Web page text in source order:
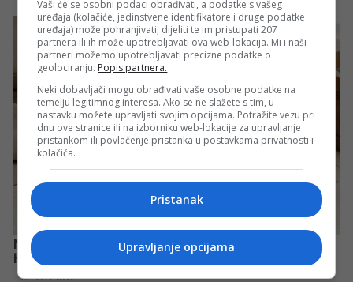
Vaši će se osobni podaci obrađivati, a podatke s vašeg
uređaja (kolačiće, jedinstvene identifikatore i druge podatke
uređaja) može pohranjivati, dijeliti te im pristupati 207
partnera ili ih može upotrebljavati ova web-lokacija. Mi i naši
partneri možemo upotrebljavati precizne podatke o
geolociranju. Popis partnera.
Neki dobavljači mogu obrađivati vaše osobne podatke na
temelju legitimnog interesa. Ako se ne slažete s tim, u
nastavku možete upravljati svojim opcijama. Potražite vezu pri
dnu ove stranice ili na izborniku web-lokacije za upravljanje
pristankom ili povlačenje pristanka u postavkama privatnosti i
kolačića.
Pristanak
Upravljanje opcijama